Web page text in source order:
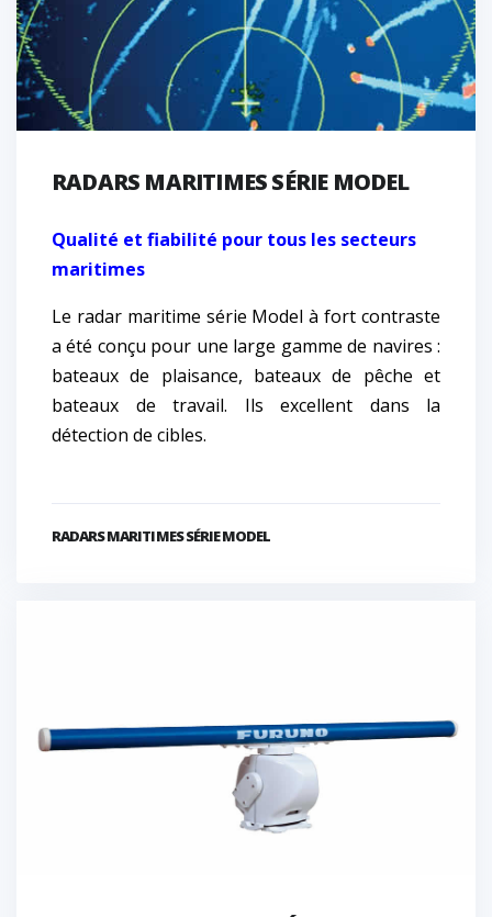
RADARS MARITIMES SÉRIE MODEL
Qualité et fiabilité pour tous les secteurs
maritimes
Le radar maritime série Model à fort contraste
a été conçu pour une large gamme de navires :
bateaux de plaisance, bateaux de pêche et
bateaux de travail. Ils excellent dans la
détection de cibles.
RADARS MARITIMES SÉRIE MODEL